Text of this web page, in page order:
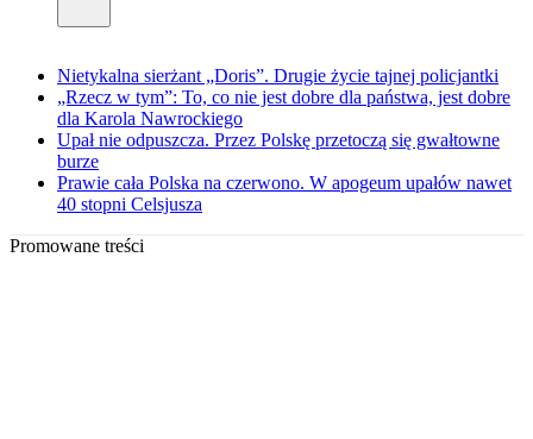
Nietykalna sierżant „Doris”. Drugie życie tajnej policjantki
„Rzecz w tym”: To, co nie jest dobre dla państwa, jest dobre
dla Karola Nawrockiego
Upał nie odpuszcza. Przez Polskę przetoczą się gwałtowne
burze
Prawie cała Polska na czerwono. W apogeum upałów nawet
40 stopni Celsjusza
Promowane treści